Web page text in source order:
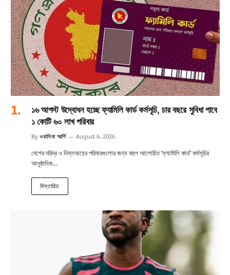
১৬ আগস্ট উদ্বোধন হচ্ছে ফ্যামিলি কার্ড কর্মসূচি, চার বছরে সুবিধা পাবে
১ কোটি ৬০ লাখ পরিবার
By ওয়াসিমা আর্শি August 6, 2026
দেশের দরিদ্র ও নিম্নআয়ের পরিবারগুলোর জন্য বহুল আলোচিত ‘ফ্যামিলি কার্ড’ কর্মসূচির
আনুষ্ঠানিক…
বিস্তারিত